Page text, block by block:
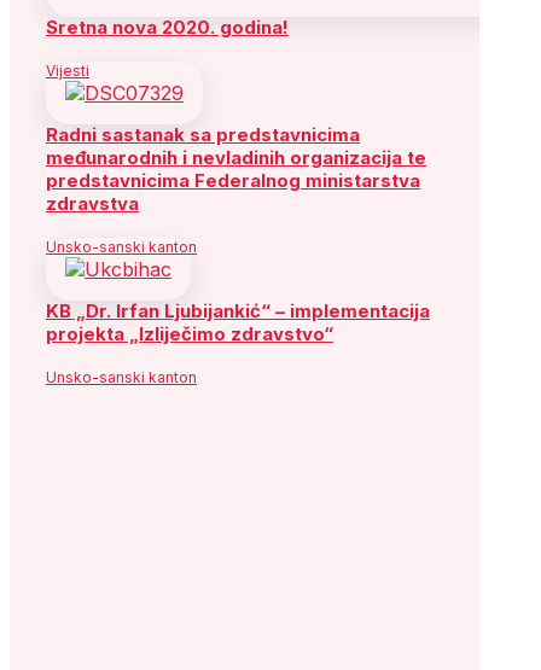
Sretna nova 2020. godina!
Vijesti
Radni sastanak sa predstavnicima
međunarodnih i nevladinih organizacija te
predstavnicima Federalnog ministarstva
zdravstva
Unsko-sanski kanton
KB „Dr. Irfan Ljubijankić“ – implementacija
projekta „Izliječimo zdravstvo“
Unsko-sanski kanton